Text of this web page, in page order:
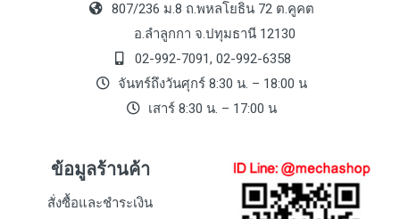
807/236 ม.8 ถ.พหลโยธิน 72 ต.คูคต
อ.ลำลูกกา จ.ปทุมธานี 12130
02-992-7091, 02-992-6358
จันทร์ถึงวันศุกร์ 8:30 น. – 18:00 น
เสาร์ 8:30 น. – 17:00 น
ข้อมูลร้านค้า
สั่งซื้อและชำระเงิน